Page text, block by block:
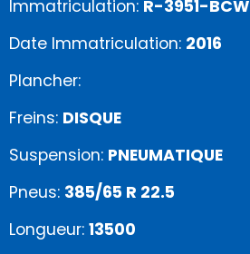
Immatriculation: R-3951-BCW
Date Immatriculation: 2016
Plancher:
Freins: DISQUE
Suspension: PNEUMATIQUE
Pneus: 385/65 R 22.5
Longueur: 13500